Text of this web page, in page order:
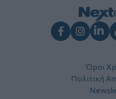
Όροι
Πολιτική